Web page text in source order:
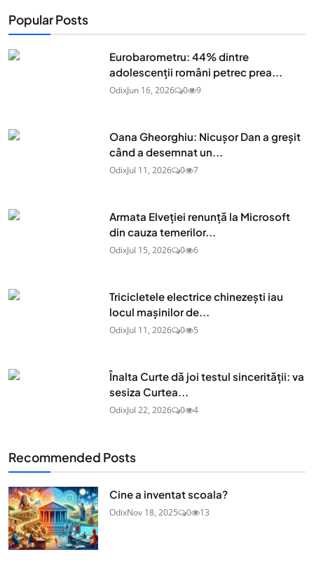
Popular Posts
Eurobarometru: 44% dintre
adolescenţii români petrec prea...
OdixJun 16, 2026 0 9
Oana Gheorghiu: Nicușor Dan a greșit
când a desemnat un...
OdixJul 11, 2026 0 7
Armata Elveției renunță la Microsoft
din cauza temerilor...
OdixJul 15, 2026 0 6
Tricicletele electrice chinezești iau
locul mașinilor de...
OdixJul 11, 2026 0 5
Înalta Curte dă joi testul sincerității: va
sesiza Curtea...
OdixJul 22, 2026 0 4
Recommended Posts
Cine a inventat scoala?
OdixNov 18, 2025 0 13